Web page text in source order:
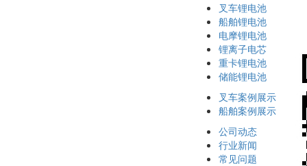
叉车锂电池
船舶锂电池
电摩锂电池
锂离子电芯
重卡锂电池
储能锂电池
叉车案例展示
船舶案例展示
公司动态
行业新闻
常见问题